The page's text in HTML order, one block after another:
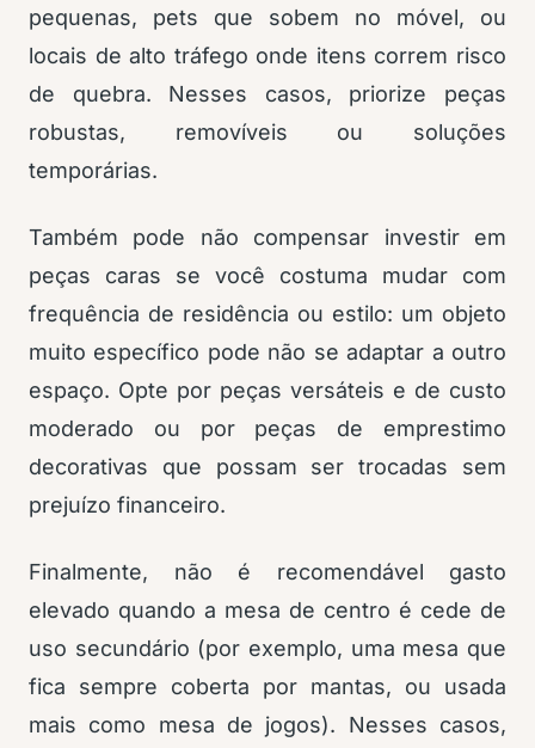
pequenas, pets que sobem no móvel, ou
locais de alto tráfego onde itens correm risco
de quebra. Nesses casos, priorize peças
robustas, removíveis ou soluções
temporárias.
Também pode não compensar investir em
peças caras se você costuma mudar com
frequência de residência ou estilo: um objeto
muito específico pode não se adaptar a outro
espaço. Opte por peças versáteis e de custo
moderado ou por peças de emprestimo
decorativas que possam ser trocadas sem
prejuízo financeiro.
Finalmente, não é recomendável gasto
elevado quando a mesa de centro é cede de
uso secundário (por exemplo, uma mesa que
fica sempre coberta por mantas, ou usada
mais como mesa de jogos). Nesses casos,